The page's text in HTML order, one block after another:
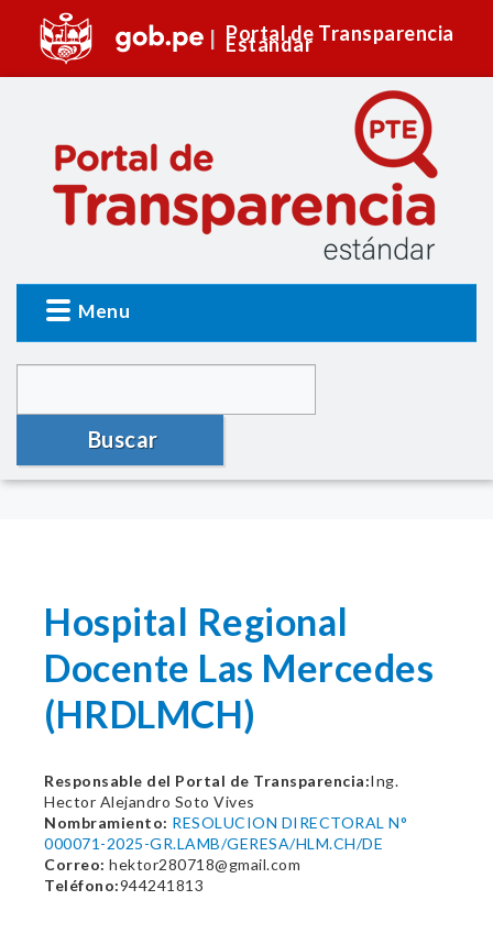
Portal de Transparencia
Estándar
Menu
Buscar
Hospital Regional
Docente Las Mercedes
(HRDLMCH)
Responsable del Portal de Transparencia:Ing.
Hector Alejandro Soto Vives
Nombramiento: RESOLUCION DIRECTORAL N°
000071-2025-GR.LAMB/GERESA/HLM.CH/DE
Correo: hektor280718@gmail.com
Teléfono:944241813